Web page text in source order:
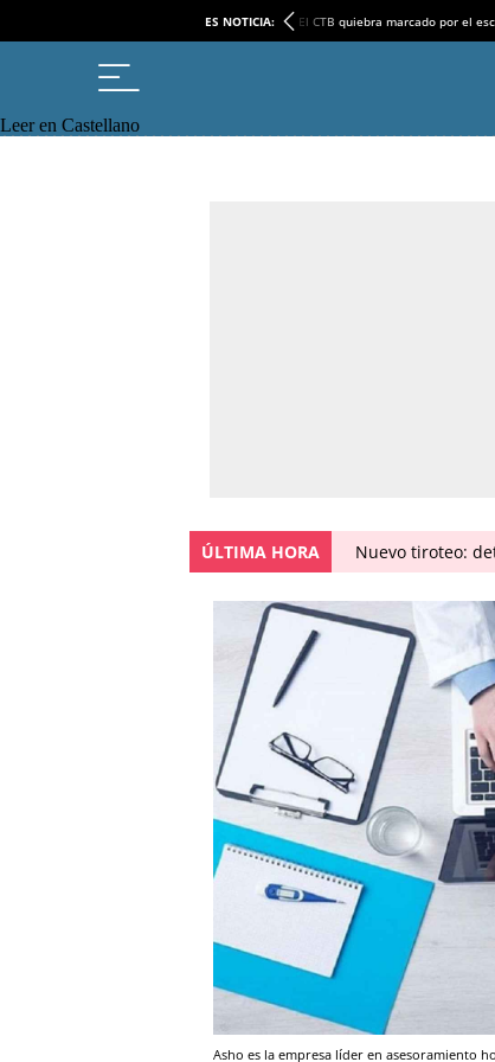
ES NOTICIA: El CTB quiebra marcado por el
Leer en Castellano
ÚLTIMA HORA Nuevo tiroteo:
Asho es la empresa líder en asesoramiento